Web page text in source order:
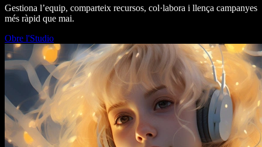
Gestiona l’equip, comparteix recursos, col·labora i llença campanyes
més ràpid que mai.
Obre l'Studio